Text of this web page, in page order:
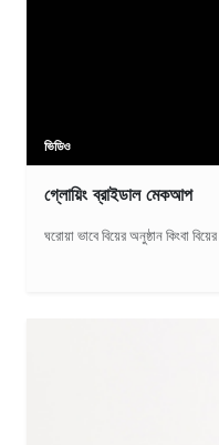
ভিডিও
গ্লোয়িং ব্রাইডাল মেকআপ
ঘরোয়া ভাবে বিয়ের অনুষ্ঠান কিংবা